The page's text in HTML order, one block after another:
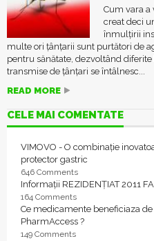
Cum vara a
creat deci
înmulțirii
multe ori țânțarii sunt purtători de
pentru sănătate, dezvoltând
transmise de ţânţari se întâlnesc...
READ MORE
CELE MAI COMENTATE
VIMOVO - O combinație
protector gastric
646 Comments
Informații REZIDENȚIAT 2011
164 Comments
Ce medicamente beneficiaza
PharmAccess ?
149 Comments